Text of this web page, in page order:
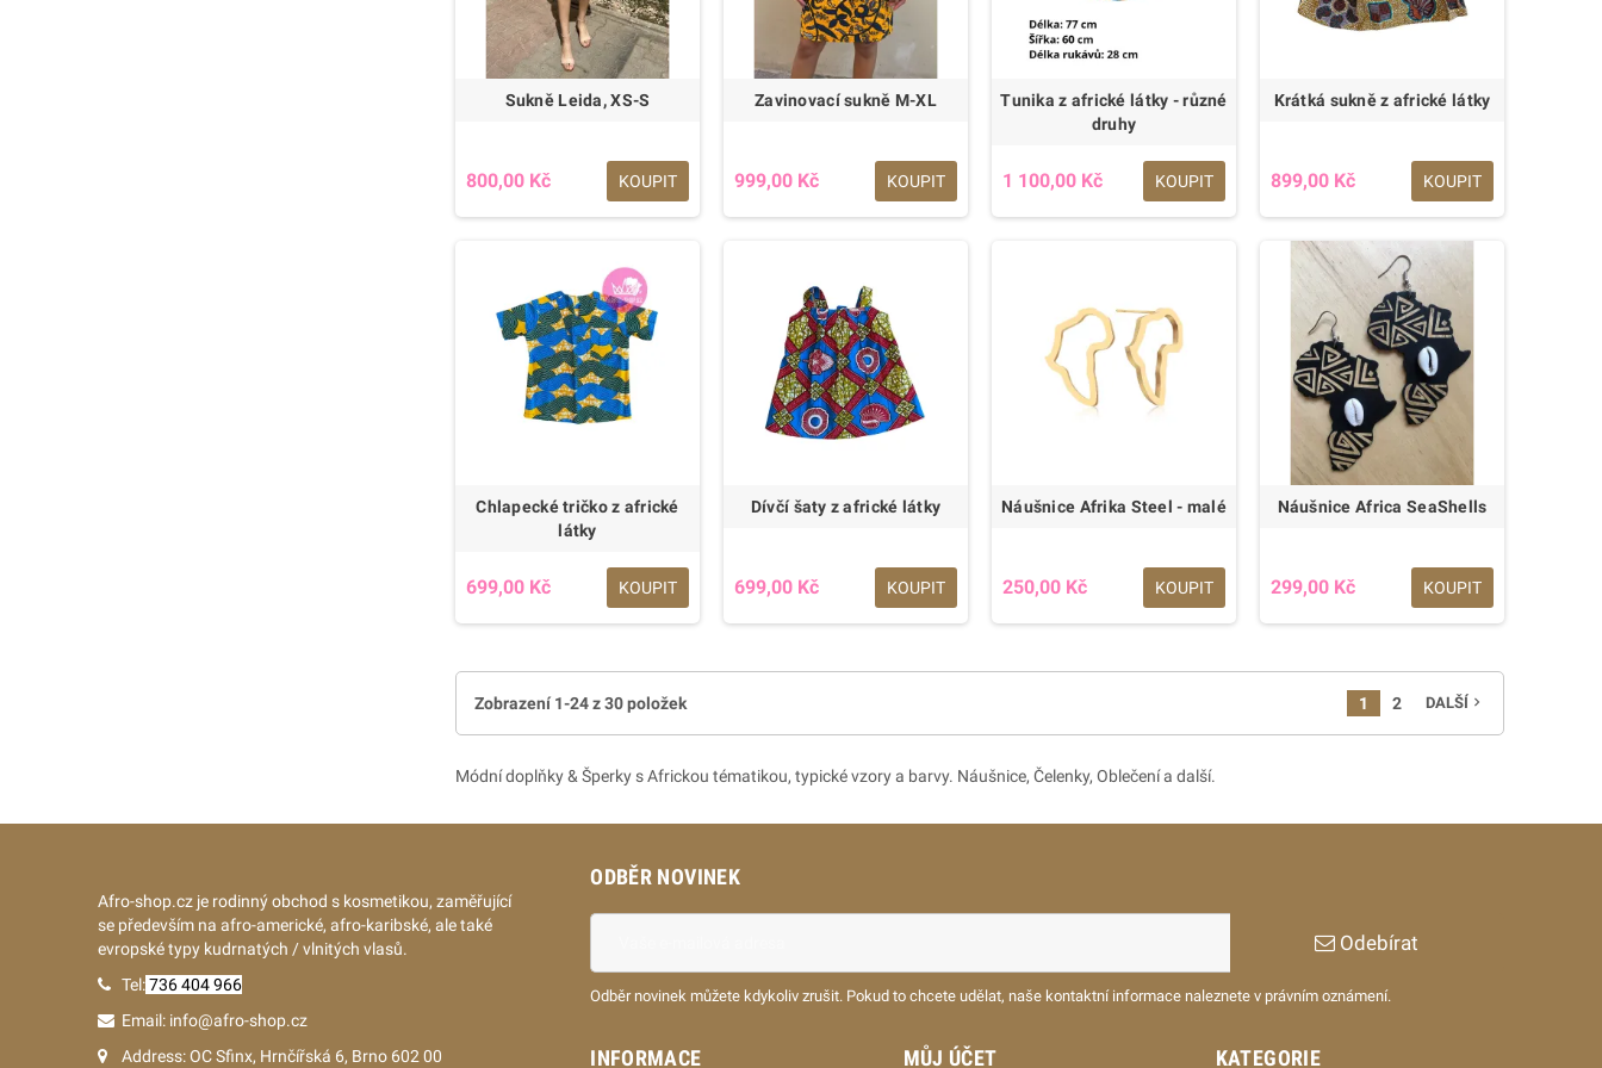
Sukně Leida, XS-S
800,00 Kč KOUPIT
Zavinovací sukně M-XL
999,00 Kč KOUPIT
Tunika z africké látky - různé
druhy
1 100,00 Kč KOUPIT
Krátká sukně z africké látky
899,00 Kč KOUPIT
Chlapecké tričko z africké
látky
699,00 Kč KOUPIT
Dívčí šaty z africké látky
699,00 Kč KOUPIT
Náušnice Afrika Steel - malé
250,00 Kč KOUPIT
Náušnice Africa SeaShells
299,00 Kč KOUPIT
Zobrazení 1-24 z 30 položek 1 2 DALŠÍ navigate_next
Módní doplňky & Šperky s Africkou tématikou, typické vzory a barvy. Náušnice, Čelenky, Oblečení a další.
Afro-shop.cz je rodinný obchod s kosmetikou, zaměřující
se především na afro-americké, afro-karibské, ale také
evropské typy kudrnatých / vlnitých vlasů.
Tel:736 404 966
Email: info@afro-shop.cz
Address: OC Sfinx, Hrnčířská 6, Brno 602 00
ODBĚR NOVINEK
Odebírat
Odběr novinek můžete kdykoliv zrušit. Pokud to chcete udělat, naše kontaktní informace naleznete v právním oznámení.
INFORMACE MŮJ ÚČET KATEGORIE